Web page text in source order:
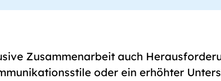
Zusammenarbeit auch
oder ein erhöhter